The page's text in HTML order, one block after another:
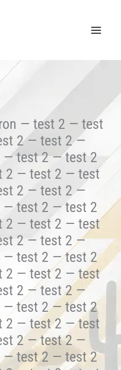
— test 2 — test
2 — test 2 —
test 2 — test 2
2 — test 2 — test
2 — test 2 —
test 2 — test 2
2 — test 2 — test
2 — test 2 —
test 2 — test 2
2 — test 2 — test
2 — test 2 —
test 2 — test 2
2 — test 2 — test
2 — test 2 —
test 2 — test 2